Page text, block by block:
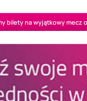
bilety na wyjątkowy mecz